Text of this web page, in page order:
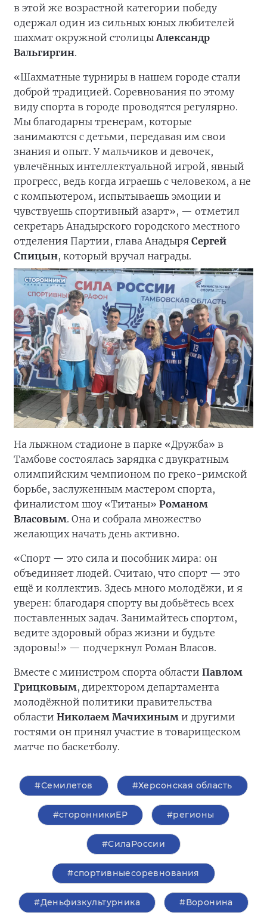
в этой же возрастной категории победу
одержал один из сильных юных любителей
шахмат окружной столицыАлександр
Вальгиргин.
«Шахматные турниры в нашем городе стали
доброй традицией. Соревнования по этому
виду спорта в городе проводятся регулярно.
Мы благодарны тренерам, которые
занимаются с детьми, передавая им свои
знания и опыт. У мальчиков и девочек,
увлечённых интеллектуальной игрой, явный
прогресс, ведь когда играешь с человеком, а не
с компьютером, испытываешь эмоции и
чувствуешь спортивный азарт», — отметил
секретарь Анадырского городского местного
отделения Партии, глава Анадыря Сергей
Спицын, который вручал награды.
На лыжном стадионе в парке «Дружба» в
Тамбове состоялась зарядка с двукратным
олимпийским чемпионом по греко-римской
борьбе, заслуженным мастером спорта,
финалистом шоу «Титаны» Романом
Власовым. Она и собрала множество
желающих начать день активно.
«Спорт — это сила и пособник мира: он
объединяет людей. Считаю, что спорт — это
ещё и коллектив. Здесь много молодёжи, и я
уверен: благодаря спорту вы добьётесь всех
поставленных задач. Занимайтесь спортом,
ведите здоровый образ жизни и будьте
здоровы!» — подчеркнул Роман Власов.
Вместе с министром спорта области Павлом
Грицковым, директором департамента
молодёжной политики правительства
области Николаем Мачихиным и другими
гостями он принял участие в товарищеском
матче по баскетболу.
#Семилетов #Херсонская область
#сторонникиЕР #регионы
#СилаРоссии
#спортивныесоревнования
#Деньфизкультурника #Воронина